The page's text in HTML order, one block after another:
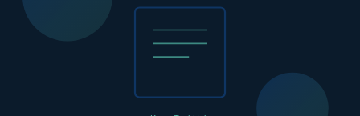
각적으로 대응하여 계획을 수정하고, 가장 안전한 경로를 찾아내
는 능력은 오랜 경험 없이는 불가능한 영역입니다. 이러한 노하우
는 수술 시간을 단축시키고, 출혈이나 신경 손상과 같은 합병증의
위험을 현저히 낮추는 결과로 이어집니다. 환자의 안전을 최우선
으로 하는 그의 수술은 바로 이 깊이 있는 경험에서 비롯됩니다.